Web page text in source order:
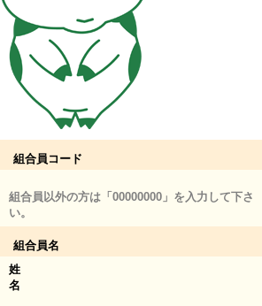
組合員コード
組合員以外の方は「00000000」を入力して下さ
い。
組合員名
姓
名